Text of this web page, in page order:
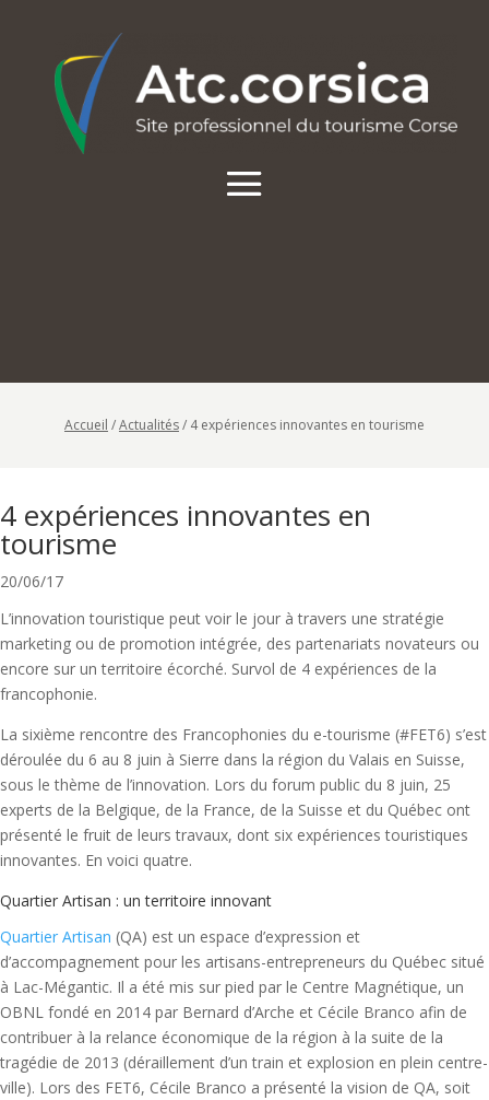
Accueil /Actualités/ 4 expériences innovantes en tourisme
4 expériences innovantes en
tourisme
20/06/17
L’innovation touristique peut voir le jour à travers une stratégie
marketing ou de promotion intégrée, des partenariats novateurs ou
encore sur un territoire écorché. Survol de 4 expériences de la
francophonie.
La sixième rencontre des Francophonies du e-tourisme (#FET6) s’est
déroulée du 6 au 8 juin à Sierre dans la région du Valais en Suisse,
sous le thème de l’innovation. Lors du forum public du 8 juin, 25
experts de la Belgique, de la France, de la Suisse et du Québec ont
présenté le fruit de leurs travaux, dont six expériences touristiques
innovantes. En voici quatre.
Quartier Artisan : un territoire innovant
Quartier Artisan (QA) est un espace d’expression et
d’accompagnement pour les artisans-entrepreneurs du Québec situé
à Lac-Mégantic. Il a été mis sur pied par le Centre Magnétique, un
OBNL fondé en 2014 par Bernard d’Arche et Cécile Branco afin de
contribuer à la relance économique de la région à la suite de la
tragédie de 2013 (déraillement d’un train et explosion en plein centre-
ville). Lors des FET6, Cécile Branco a présenté la vision de QA, soit